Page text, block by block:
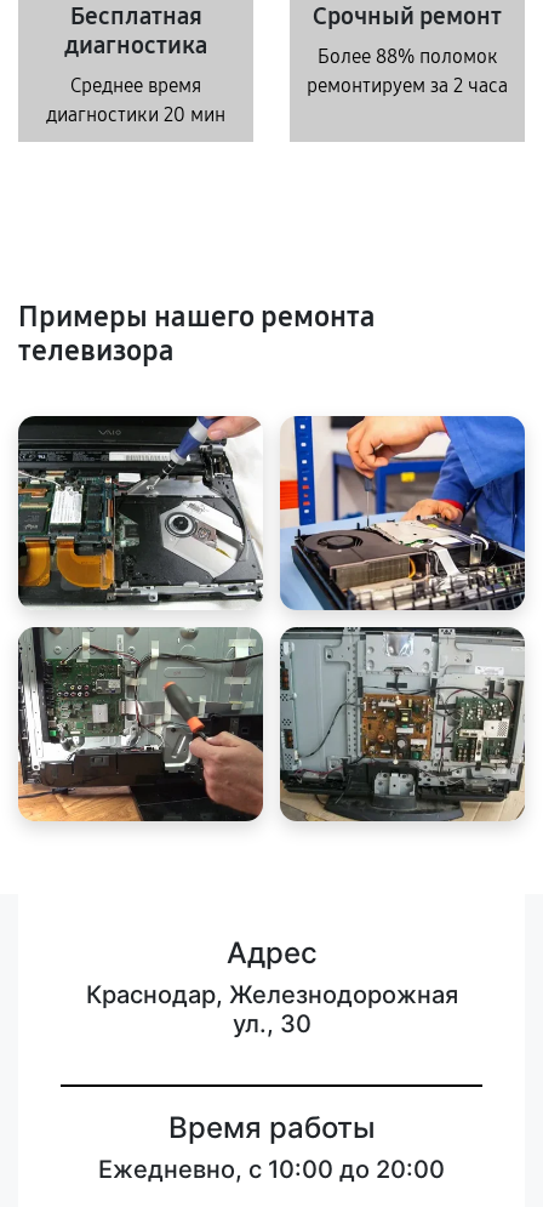
Бесплатная
диагностика
Среднее время
диагностики 20 мин
Срочный ремонт
Более 88% поломок
ремонтируем за 2 часа
Примеры нашего ремонта
телевизора
Адрес
Краснодар, Железнодорожная
ул., 30
Время работы
Ежедневно, с 10:00 до 20:00